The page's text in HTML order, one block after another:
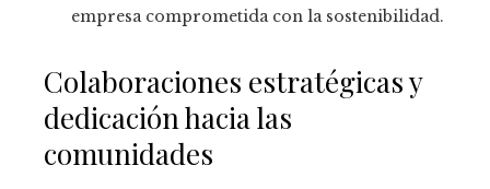
empresa comprometida con la sostenibilidad.
Colaboraciones estratégicas y
dedicación hacia las
comunidades